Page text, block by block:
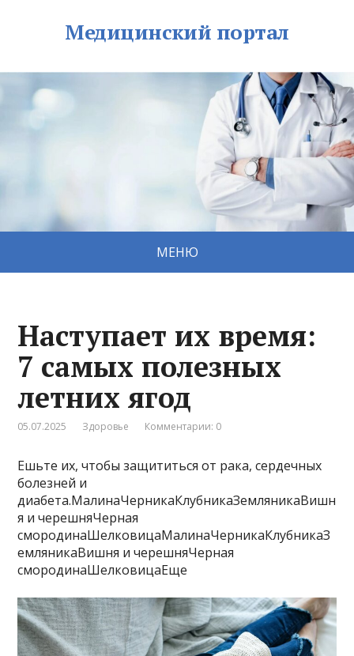
Медицинский портал
МЕНЮ
Наступает их время:
7 самых полезных
летних ягод
05.07.2025 Здоровье Комментарии: 0
Ешьте их, чтобы защититься от рака, сердечных
болезней и
диабета.МалинаЧерникаКлубникаЗемляникаВишн
я и черешняЧерная
смородинаШелковицаМалинаЧерникаКлубникаЗ
емляникаВишня и черешняЧерная
смородинаШелковицаЕще